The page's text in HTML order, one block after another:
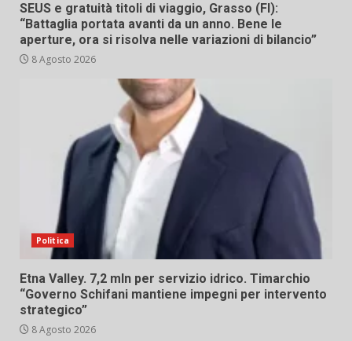
SEUS e gratuità titoli di viaggio, Grasso (FI):
“Battaglia portata avanti da un anno. Bene le
aperture, ora si risolva nelle variazioni di bilancio”
8 Agosto 2026
Politica
Etna Valley. 7,2 mln per servizio idrico. Timarchio
“Governo Schifani mantiene impegni per intervento
strategico”
8 Agosto 2026